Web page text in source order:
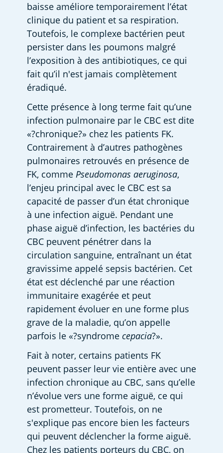
baisse améliore temporairement l’état
clinique du patient et sa respiration.
Toutefois, le complexe bactérien peut
persister dans les poumons malgré
l’exposition à des antibiotiques, ce qui
fait qu’il n'est jamais complètement
éradiqué.
Cette présence à long terme fait qu’une
infection pulmonaire par le CBC est dite
«?chronique?» chez les patients FK.
Contrairement à d’autres pathogènes
pulmonaires retrouvés en présence de
FK, comme Pseudomonas aeruginosa,
l’enjeu principal avec le CBC est sa
capacité de passer d’un état chronique
à une infection aiguë. Pendant une
phase aiguë d’infection, les bactéries du
CBC peuvent pénétrer dans la
circulation sanguine, entraînant un état
gravissime appelé sepsis bactérien. Cet
état est déclenché par une réaction
immunitaire exagérée et peut
rapidement évoluer en une forme plus
grave de la maladie, qu’on appelle
parfois le «?syndrome cepacia?».
Fait à noter, certains patients FK
peuvent passer leur vie entière avec une
infection chronique au CBC, sans qu’elle
n’évolue vers une forme aiguë, ce qui
est prometteur. Toutefois, on ne
s'explique pas encore bien les facteurs
qui peuvent déclencher la forme aiguë.
Chez les patients porteurs du CBC, on